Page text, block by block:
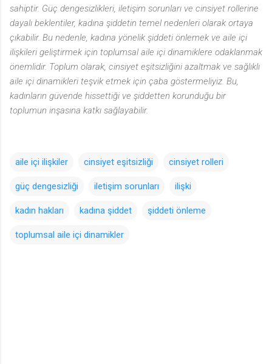
sahiptir. Güç dengesizlikleri, iletişim sorunları ve cinsiyet rollerine
dayalı beklentiler, kadına şiddetin temel nedenleri olarak ortaya
çıkabilir. Bu nedenle, kadına yönelik şiddeti önlemek ve aile içi
ilişkileri geliştirmek için toplumsal aile içi dinamiklere odaklanmak
önemlidir. Toplum olarak, cinsiyet eşitsizliğini azaltmak ve sağlıklı
aile içi dinamikleri teşvik etmek için çaba göstermeliyiz. Bu,
kadınların güvende hissettiği ve şiddetten korunduğu bir
toplumun inşasına katkı sağlayabilir.
aile içi ilişkiler cinsiyet eşitsizliği cinsiyet rolleri
güç dengesizliği iletişim sorunları ilişki
kadın hakları kadına şiddet şiddeti önleme
toplumsal aile içi dinamikler